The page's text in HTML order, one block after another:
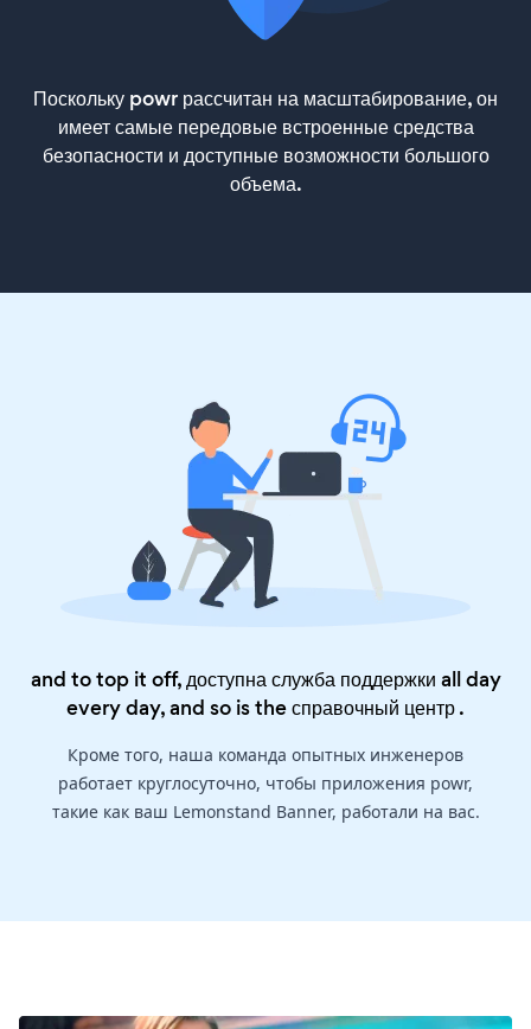
Поскольку powr рассчитан на масштабирование, он
имеет самые передовые встроенные средства
безопасности и доступные возможности большого
объема.
and to top it off, доступна служба поддержки all day
every day, and so is theсправочный центр.
Кроме того, наша команда опытных инженеров
работает круглосуточно, чтобы приложения powr,
такие как ваш Lemonstand Banner, работали на вас.